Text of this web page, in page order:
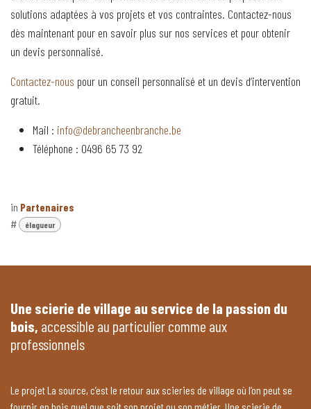
solutions adaptées à vos projets et vos contraintes. Contactez-nous
dès maintenant pour en savoir plus sur nos services et pour obtenir
un devis personnalisé.
Contactez-nous pour un conseil personnalisé et un devis d’intervention
gratuit.
Mail : info@debrancheenbranche.be
Téléphone : 0496 65 73 92
in Partenaires
#
élagueur
Une scierie de village au service de la passion du
bois, accessible au particulier comme aux
professionnels
Le projet La source, c’est le retour aux scieries de village où l’on peut se